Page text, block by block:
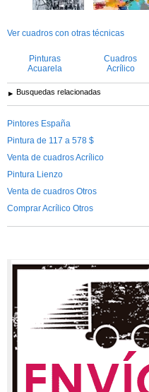
Ver cuadros con otras técnicas
Pinturas
Acuarela
Cuadros
Acrílico
Busquedas relacionadas
Pintores España
Pintura de 117 a 578 $
Venta de cuadros Acrílico
Pintura Lienzo
Venta de cuadros Otros
Comprar Acrílico Otros